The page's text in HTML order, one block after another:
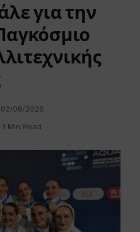
για την
02/06/2026
1 Min Read